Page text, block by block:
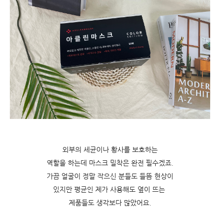
외부의 세균이나 황사를 보호하는
역할을 하는데 마스크 밀착은 완전 필수겠죠.
가끔 얼굴이 정말 작으신 분들도 들뜸 현상이
있지만 평균인 제가 사용해도 옆이 뜨는
제품들도 생각보다 많았어요.